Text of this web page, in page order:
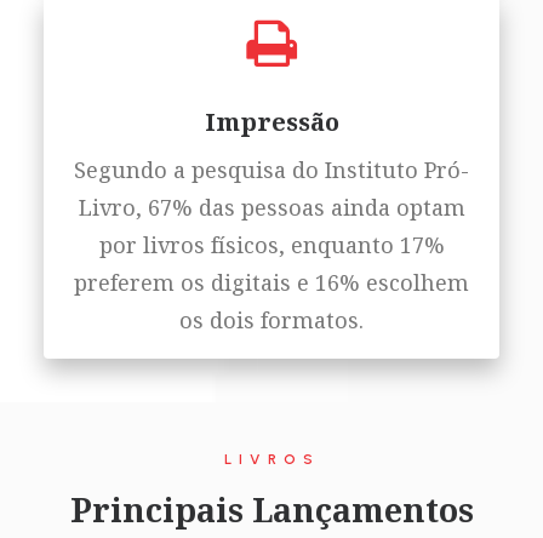
Impressão
Segundo a pesquisa do Instituto Pró-
Livro, 67% das pessoas ainda optam
por livros físicos, enquanto 17%
preferem os digitais e 16% escolhem
os dois formatos.
LIVROS
Principais Lançamentos